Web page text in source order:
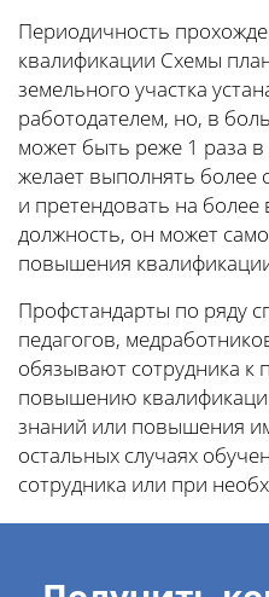
Периодичность
квалификации Схемы
земельного участка
работодателем, но, в
может быть реже 1 раза в
желает выполнять более
и претендовать на
должность, он может
повышения
Профстандарты по ряду
педагогов,
обязывают сотрудника к
повышению
знаний или повышения
остальных случаях
сотрудника или при